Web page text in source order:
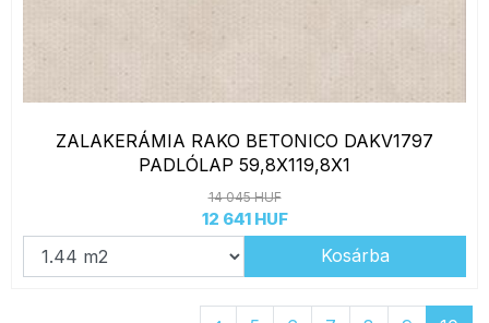
ZALAKERÁMIA RAKO BETONICO DAKV1797
PADLÓLAP 59,8X119,8X1
14 045 HUF
12 641 HUF
Kosárba